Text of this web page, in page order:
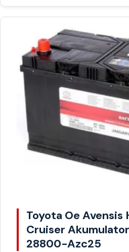
Toyota Oe Avensis
Cruiser
28800-Azc25